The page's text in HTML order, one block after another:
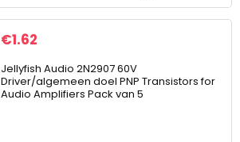
€1.62
Jellyfish Audio 2N2907 60V
Driver/algemeen doel PNP Transistors for
Audio Amplifiers Pack van 5